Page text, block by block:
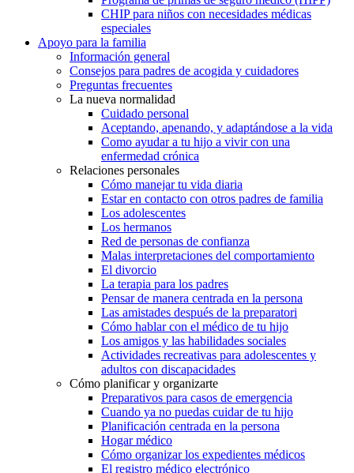
CHIP para niños con necesidades médicas
especiales
Apoyo para la familia
Información general
Consejos para padres de acogida y cuidadores
Preguntas frecuentes
La nueva normalidad
Cuidado personal
Aceptando, apenando, y adaptándose a la vida
Como ayudar a tu hijo a vivir con una
enfermedad crónica
Relaciones personales
Cómo manejar tu vida diaria
Estar en contacto con otros padres de familia
Los adolescentes
Los hermanos
Red de personas de confianza
Malas interpretaciones del comportamiento
El divorcio
La terapia para los padres
Pensar de manera centrada en la persona
Las amistades después de la preparatori
Cómo hablar con el médico de tu hijo
Los amigos y las habilidades sociales
Actividades recreativas para adolescentes y
adultos con discapacidades
Cómo planificar y organizarte
Preparativos para casos de emergencia
Cuando ya no puedas cuidar de tu hijo
Planificación centrada en la persona
Hogar médico
Cómo organizar los expedientes médicos
El registro médico electrónico